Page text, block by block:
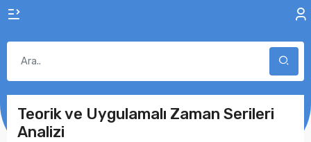
Teorik ve Uygulamalı Zaman Serileri
Analizi